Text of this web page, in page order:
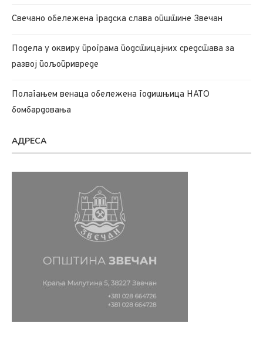
Свечано обележена градска слава општине Звечан
Подела у оквиру програма подстицајних средстава за
развој пољопривреде
Полагањем венаца обележена годишњица НАТО
бомбардовања
АДРЕСА